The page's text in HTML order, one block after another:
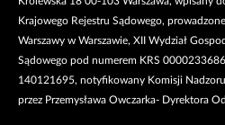
Krajowego Rejestru Sądowego,
Warszawy w Warszawie, XII Wydział
Sądowego pod numerem KRS
140121695, notyfikowany Komisji
przez Przemysława Owczarka- Dyrektora